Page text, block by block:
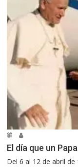
El día que un
Del 6 al 12 de abril